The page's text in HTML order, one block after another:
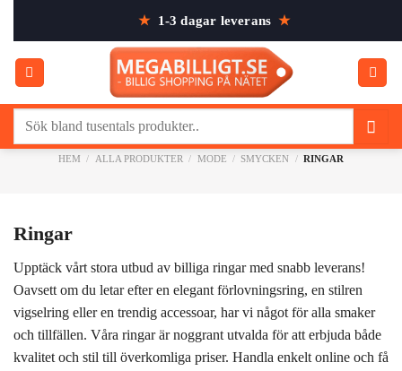
content
★ 1-3 dagar leverans ★
HEM / ALLA PRODUKTER / MODE / SMYCKEN / RINGAR
Ringar
Upptäck vårt stora utbud av billiga ringar med snabb leverans!
Oavsett om du letar efter en elegant förlovningsring, en stilren
vigselring eller en trendig accessoar, har vi något för alla smaker
och tillfällen. Våra ringar är noggrant utvalda för att erbjuda både
kvalitet och stil till överkomliga priser. Handla enkelt online och få